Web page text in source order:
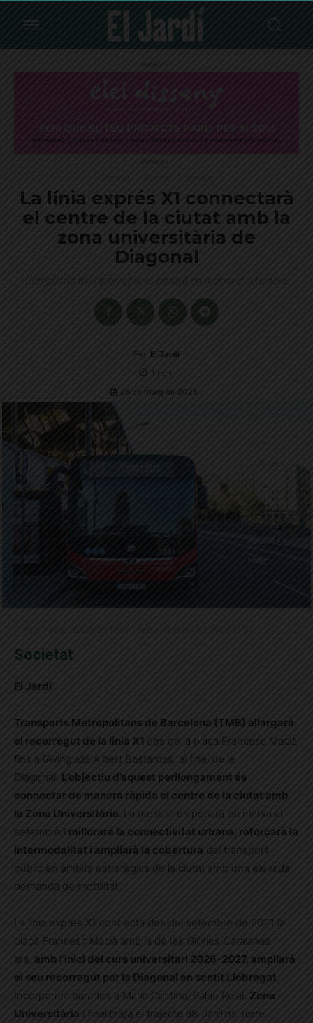
Publicitat
Publicitat
La línia exprés X1 connectarà
el centre de la ciutat amb la
zona universitària de
Diagonal
L'ampliació del recorregut es posarà en marxa el setembre
Per El Jardí
1 min.
26 de maig de 2026
Societat
El Jardí
Transports Metropolitans de Barcelona (TMB) allargarà
el recorregut de la línia X1 des de la plaça Francesc Macià
fins a l’Avinguda Albert Bastardas, al final de la
Diagonal. L’objectiu d’aquest perllongament és
connectar de manera ràpida el centre de la ciutat amb
la Zona Universitària. La mesura es posarà en marxa al
setembre i millorarà la connectivitat urbana, reforçarà la
intermodalitat i ampliarà la cobertura del transport
públic en àmbits estratègics de la ciutat amb una elevada
demanda de mobilitat.
La línia exprés X1 connecta des del setembre de 2021 la
plaça Francesc Macià amb la de les Glòries Catalanes i
ara, amb l’inici del curs universitari 2026-2027, ampliarà
el seu recorregut per la Diagonal en sentit Llobregat
Incorporarà parades a Maria Cristina, Palau Reial, Zona
Universitària i finalitzarà el trajecte als Jardins Torre